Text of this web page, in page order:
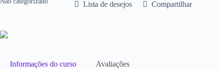
Lista de desejos Compartilhar
Informações do curso Avaliações